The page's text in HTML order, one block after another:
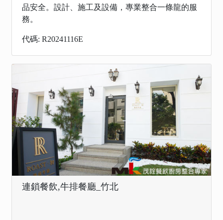
品安全。設計、施工及設備，專業整合一條龍的服
務。
代碼: R20241116E
連鎖餐飲,牛排餐廳_竹北